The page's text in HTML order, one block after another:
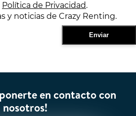
Política de Privacidad.
y noticias de Crazy Renting.
en contacto con
nosotros!